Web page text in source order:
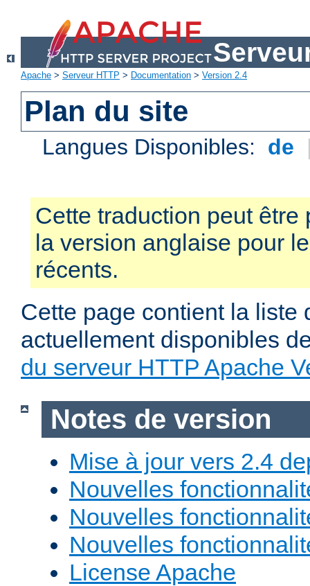
Apache > Serveur HTTP > Documentation > Version 2.4
Plan du site
Langues Disponibles: de
Cette traduction peut être
la version anglaise pour
récents.
Cette page contient la liste
actuellement disponibles
du serveur HTTP Apache
Notes de version
Mise à jour vers 2.4
Nouvelles
Nouvelles
Nouvelles
License Apache